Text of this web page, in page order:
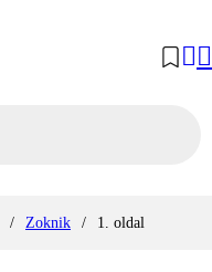
/ Zoknik / 1. oldal